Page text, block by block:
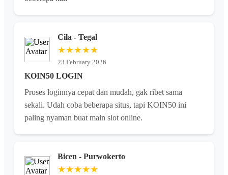
Cila - Tegal
★★★★★
23 February 2026
KOIN50 LOGIN
Proses loginnya cepat dan mudah, gak ribet sama
sekali. Udah coba beberapa situs, tapi KOIN50 ini
paling nyaman buat main slot online.
Bicen - Purwokerto
★★★★★